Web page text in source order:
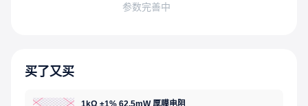
参数完善中
买了又买
1kΩ ±1% 62.5mW 厚膜电阻